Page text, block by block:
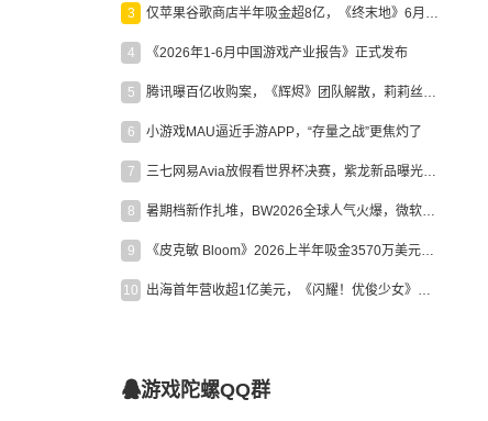
3 仅苹果谷歌商店半年吸金超8亿，《终末地》6月份收入显著回暖
4 《2026年1-6月中国游戏产业报告》正式发布
5 腾讯曝百亿收购案，《辉烬》团队解散，莉莉丝新作曝光｜陀螺周报
6 小游戏MAU逼近手游APP，“存量之战”更焦灼了
7 三七网易Avia放假看世界杯决赛，紫龙新品曝光，米哈游新作上线 | 陀螺周报
8 暑期档新作扎堆，BW2026全球人气火爆，微软XBOX大裁员|陀螺周报
9 《皮克敏 Bloom》2026上半年吸金3570万美元，中国台湾成最大市场
10 出海首年营收超1亿美元，《闪耀！优俊少女》美国市场占比达七成
游戏陀螺QQ群